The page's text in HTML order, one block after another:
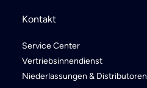
Kontakt
Service Center
Vertriebsinnendienst
Niederlassungen & Distributoren